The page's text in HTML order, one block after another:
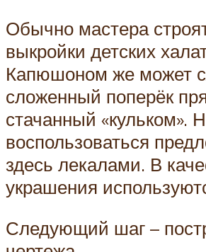
Обычно мастера
выкройки детских
Капюшоном же может
сложенный поперёк
стачанный «кульком».
воспользоваться
здесь лекалами. В
украшения
Следующий шаг –